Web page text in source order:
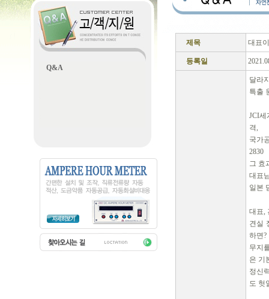
Q&A
제목 대표
등록일
달라
특출
JCI
격,
국가
2830
그 효
대표
일본
대표,
견실
하면?
무지
은 기
정신
도 헛